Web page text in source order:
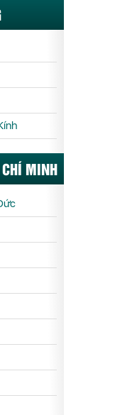
MINH